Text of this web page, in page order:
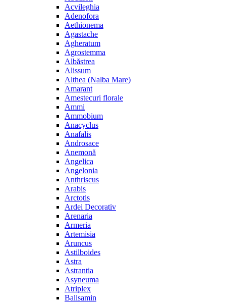
Acvileghia
Adenofora
Aethionema
Agastache
Agheratum
Agrostemma
Albăstrea
Alissum
Althea (Nalba Mare)
Amarant
Amestecuri florale
Ammi
Ammobium
Anacyclus
Anafalis
Androsace
Anemonă
Angelica
Angelonia
Anthriscus
Arabis
Arctotis
Ardei Decorativ
Arenaria
Armeria
Artemisia
Aruncus
Astilboides
Astra
Astrantia
Asyneuma
Atriplex
Balisamin